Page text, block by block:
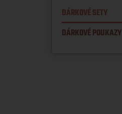
DÁRKOVÉ SETY
DÁRKOVÉ POUKAZY